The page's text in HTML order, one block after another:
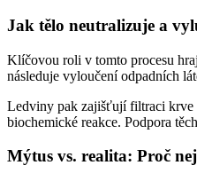
Jak tělo neutralizuje a
Klíčovou roli v tomto procesu
následuje vyloučení odpadních
Ledviny pak zajišťují filtraci krve
biochemické reakce. Podpora
Mýtus vs. realita: Proč